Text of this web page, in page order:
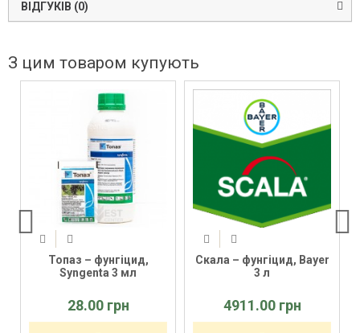
ВІДГУКІВ (0)
З цим товаром купують
Топаз – фунгіцид,
Syngenta 3 мл
28.00 грн
Скала – фунгіцид, Bayer
3 л
4911.00 грн